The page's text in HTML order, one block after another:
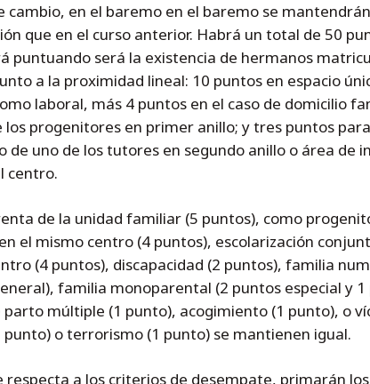
cambio, en el baremo en el baremo se
que en el curso anterior. Habrá un total de 50
puntuando será la existencia de hermanos
a la proximidad lineal: 10 puntos en espacio
laboral, más 4 puntos en el caso de domicilio
los progenitores en primer anillo; y tres puntos
de uno de los tutores en segundo anillo o área de
centro.
de la unidad familiar (5 puntos), como
el mismo centro (4 puntos), escolarización
(4 puntos), discapacidad (2 puntos), familia
familia monoparental (2 puntos especial y
parto múltiple (1 punto), acogimiento (1 punto), o
punto) o terrorismo (1 punto) se mantienen igual.
respecta a los criterios de desempate, primarán